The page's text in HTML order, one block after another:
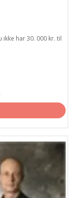
har 30. 000 kr. til